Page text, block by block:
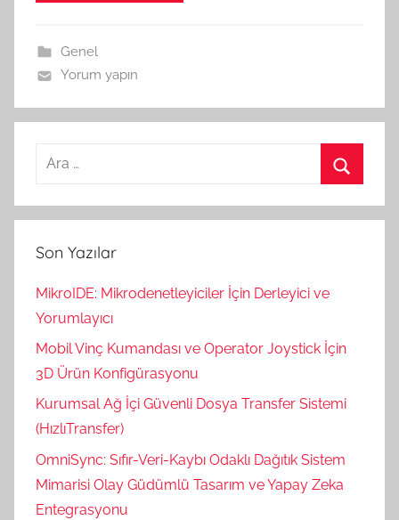
Genel
Yorum yapın
Arama:
Son Yazılar
MikroIDE: Mikrodenetleyiciler İçin Derleyici ve
Yorumlayıcı
Mobil Vinç Kumandası ve Operator Joystick İçin
3D Ürün Konfigürasyonu
Kurumsal Ağ İçi Güvenli Dosya Transfer Sistemi
(HızlıTransfer)
OmniSync: Sıfır-Veri-Kaybı Odaklı Dağıtık Sistem
Mimarisi Olay Güdümlü Tasarım ve Yapay Zeka
Entegrasyonu